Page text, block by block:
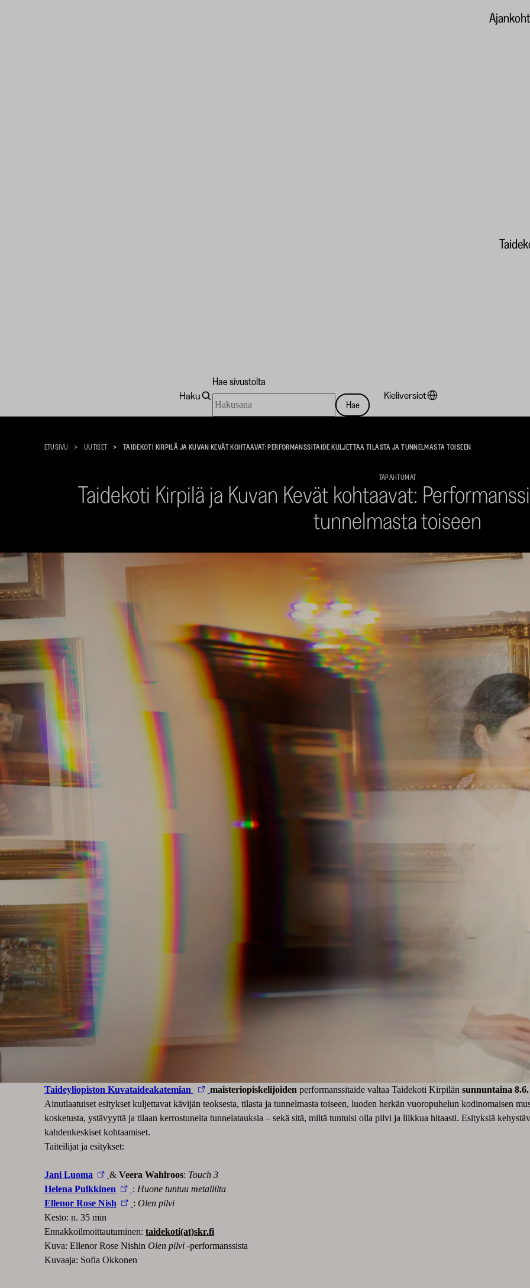
Haku
Hae sivustolta
sivustolta
Hae
Kieliversiot
ETUSIVU UUTISET TAIDEKOTI KIRPILÄ JA KUVAN KEVÄT KOHTAAVAT: PERFORMANSSITAIDE KULJETTAA TILASTA JA TUNNELMASTA TOISEEN
TAPAHTUMAT
Taidekoti Kirpilä ja Kuvan Kevät kohtaavat:
tunnelmasta toiseen
Taideyliopiston Kuvataideakatemian maisteriopiskelijoiden performanssitaide valtaa Taidekoti Kirpilän sunnuntaina
Ainutlaatuiset esitykset kuljettavat kävijän teoksesta, tilasta ja tunnelmasta toiseen, luoden herkän vuoropuhelun kodinomaisen
kosketusta, ystävyyttä ja tilaan kerrostuneita tunnelatauksia – sekä sitä, miltä tuntuisi olla pilvi ja liikkua hitaasti. Esityksiä
kahdenkeskiset kohtaamiset.
Taiteilijat ja esitykset:
Jani Luoma & Veera Wahlroos: Touch 3
Helena Pulkkinen
: Huone tuntuu metallilta
Ellenor Rose Nish
: Olen pilvi
Kesto: n. 35 min
Ennakkoilmoittautuminen: taidekoti(at)skr.fi
Kuva: Ellenor Rose Nishin Olen pilvi-performanssista
Kuvaaja: Sofia Okkonen